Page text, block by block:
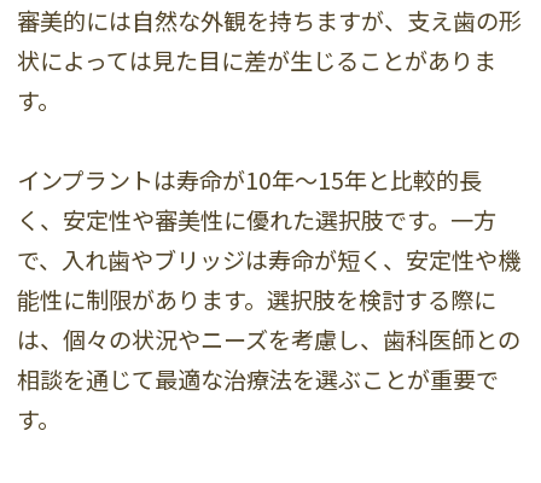
審美的には自然な外観を持ちますが、支え歯の形
状によっては見た目に差が生じることがありま
す。
インプラントは寿命が10年～15年と比較的長
く、安定性や審美性に優れた選択肢です。一方
で、入れ歯やブリッジは寿命が短く、安定性や機
能性に制限があります。選択肢を検討する際に
は、個々の状況やニーズを考慮し、歯科医師との
相談を通じて最適な治療法を選ぶことが重要で
す。